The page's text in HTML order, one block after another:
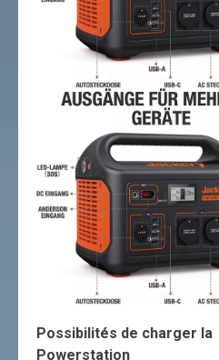
Possibilités de charger la
Powerstation